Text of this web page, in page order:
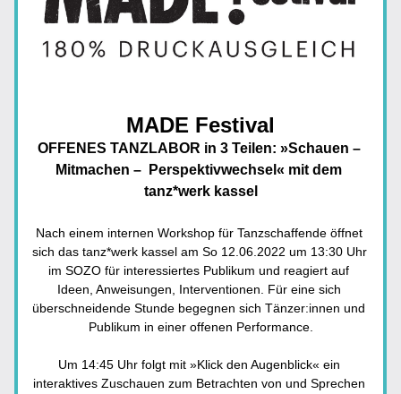
MADE Festival
OFFENES TANZLABOR in 3 Teilen: »Schauen –
Mitmachen –  Perspektivwechsel« mit dem
tanz*werk kassel
Nach einem internen Workshop für Tanzschaffende öffnet
sich das tanz*werk kassel am So 12.06.2022 um 13:30 Uhr
im SOZO für interessiertes Publikum und reagiert auf
Ideen, Anweisungen, Interventionen. Für eine sich
überschneidende Stunde begegnen sich Tänzer:innen und
Publikum in einer offenen Performance.
Um 14:45 Uhr folgt mit »Klick den Augenblick« ein
interaktives Zuschauen zum Betrachten von und Sprechen